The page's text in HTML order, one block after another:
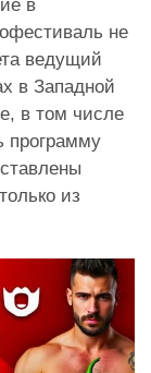
в
не
ведущий
в Западной
в том числе
программу
из